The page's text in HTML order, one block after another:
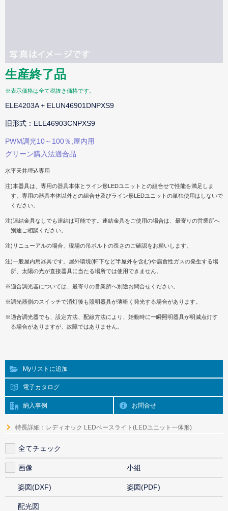
生産終了品
※表示価格は全て税抜き価格です。
ELE4203A + ELUN46901DNPXS9
旧形式：ELE46903CNPXS9
PWM調光10～100％,屋内用
グリーン購入法適合品
水平天井埋込専用
注)本器具は、専用の器具本体とライン形LEDユニットとの組合せで性能を満足しま
す。専用の器具本体以外との組合せ及びライン形LEDユニットの単独使用はしないで
ください。
注)連結金具なしでも連結は可能です。連結金具をご使用の場合は、最寄りの営業所へ
別途ご相談ください。
注)リニューアルの場合、現場の吊ボルトの長さのご確認をお願いします。
注)一般屋内用器具です。屋外環境(軒下など半屋外を含む)や腐食性ガスの発生する場
所、太陽の光が直接器具に当たる場所では使用できません。
※適合調光器については、最寄りの営業所へ別途お問合せください。
※調光器側のスイッチで消灯後も照明器具が薄暗く発光する場合があります。
※適合調光器でも、設定方法、配線方法により、始動時に一瞬照明器具が明滅点灯す
る場合がありますが、故障ではありません。
Myリストに追加
電子カタログ
納入事例 お問合せ
特長詳細：レディオック LEDベースライト(LEDユニット一体形)
全てチェック
画像 小組
姿図(DXF) 姿図(PDF)
配光図